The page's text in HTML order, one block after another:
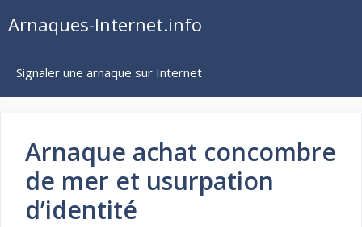
auArnaques-Internet.info
Signaler une arnaque sur Internet
Arnaque achat concombre
de mer et usurpation
d’identité